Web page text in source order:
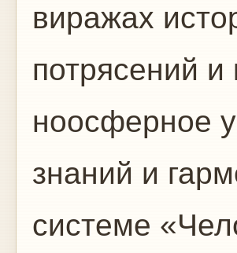
виражах
потрясений и
ноосферное
знаний и
системе